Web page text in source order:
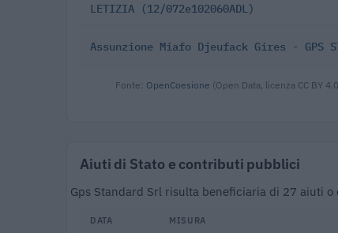
LETIZIA (12/072e102060ADL)
Assunzione Miafo Djeufack Gires - GPS
Fonte: OpenCoesione (Open Data, licenza CC BY
Aiuti di Stato e contributi pubblici
Gps Standard Srl risulta beneficiaria di 27 aiuti
DATA MISURA